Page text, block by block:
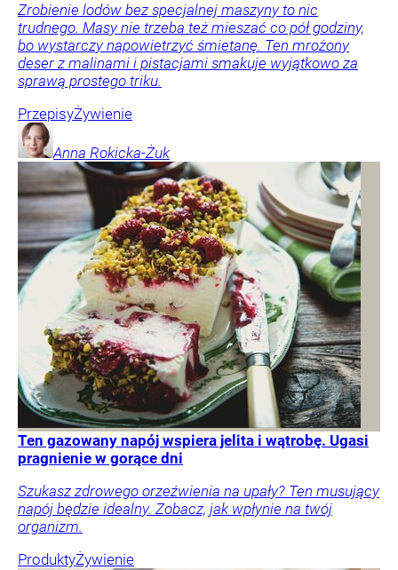
Zrobienie lodów bez specjalnej maszyny to nic
trudnego. Masy nie trzeba też mieszać co pół godziny,
bo wystarczy napowietrzyć śmietanę. Ten mrożony
deser z malinami i pistacjami smakuje wyjątkowo za
sprawą prostego triku.
PrzepisyŻywienie
Anna Rokicka-Żuk
Ten gazowany napój wspiera jelita i wątrobę. Ugasi
pragnienie w gorące dni
Szukasz zdrowego orzeźwienia na upały? Ten musujący
napój będzie idealny. Zobacz, jak wpłynie na twój
organizm.
ProduktyŻywienie